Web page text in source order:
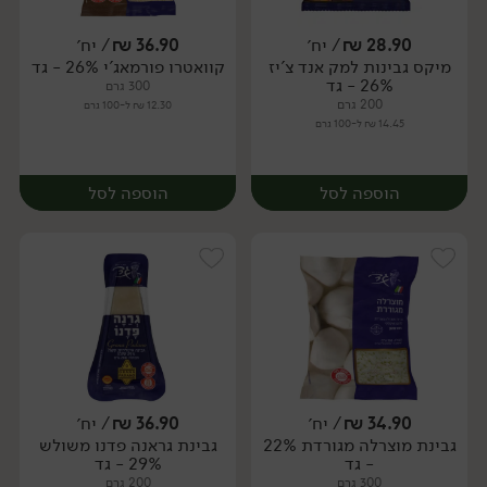
יח׳ יח׳
28.90
₪/ יח׳
מיקס גבינות למק אנד צ'יז
26% - גד
200 גרם
14.45 ₪ ל-100 גרם
הוספה לסל
יח׳
36.90
₪/ יח׳
קוואטרו פורמאג'י 26% - גד
300 גרם
12.30 ₪ ל-100 גרם
הוספה לסל
יח׳
34.90
₪/ יח׳
גבינת מוצרלה מגורדת 22%
- גד
300 גרם
36.90
₪/ יח׳
גבינת גראנה פדנו משולש
29% - גד
200 גרם